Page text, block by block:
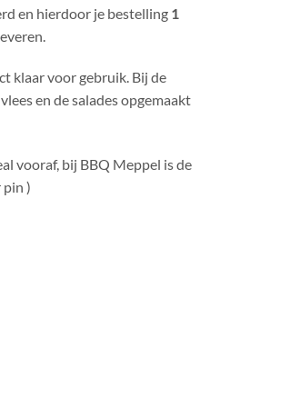
en hierdoor je bestelling 1
klaar voor gebruik. Bij de
en de salades opgemaakt
vooraf, bij BBQ Meppel is de
)